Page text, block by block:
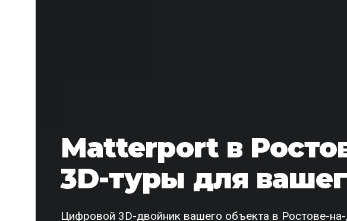
Matterport в
3D-туры для
Цифровой 3D-двойник вашего объекта в Ростове-